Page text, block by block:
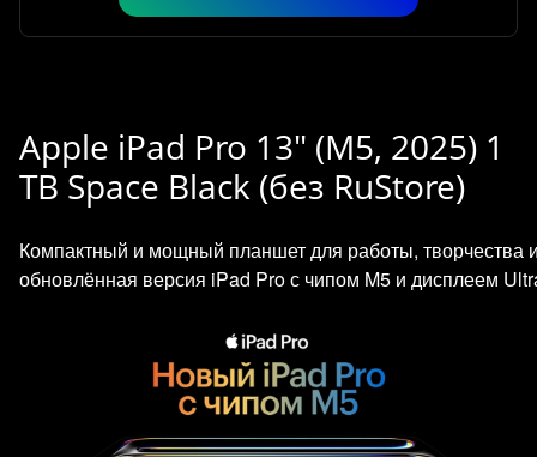
Apple iPad Pro 13" (M5, 2025) 1
TB Space Black (без RuStore)
Компактный и мощный планшет для работы, творчества
обновлённая версия iPad Pro с чипом M5 и дисплеем